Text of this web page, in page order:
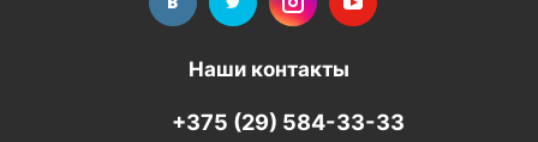
Наши контакты
+375 (29) 584-33-33